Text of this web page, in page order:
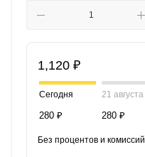
1,120 ₽
Сегодня
280 ₽
21 августа
280 ₽
Без процентов и комиссий